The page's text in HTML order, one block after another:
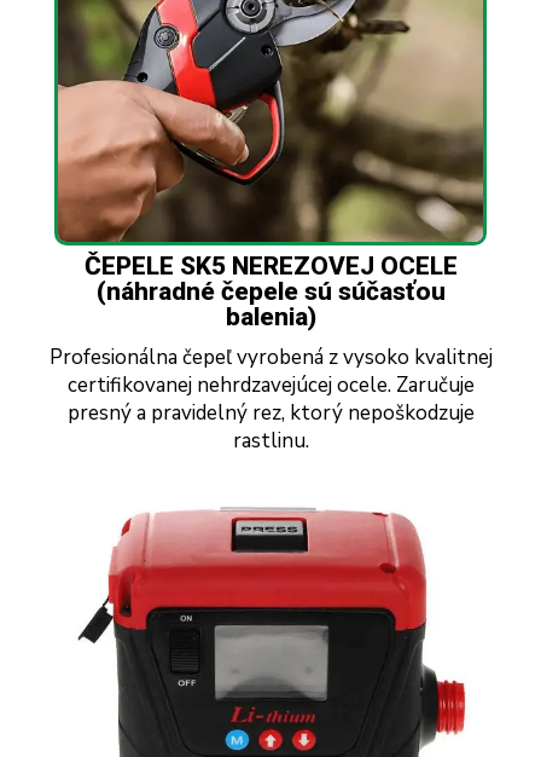
ČEPELE SK5 NEREZOVEJ OCELE
(náhradné čepele sú súčasťou
balenia)
Profesionálna čepeľ vyrobená z vysoko kvalitnej
certifikovanej nehrdzavejúcej ocele. Zaručuje
presný a pravidelný rez, ktorý nepoškodzuje
rastlinu.